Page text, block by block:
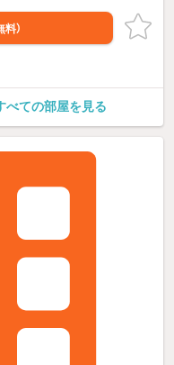
料）
ての部屋を見る